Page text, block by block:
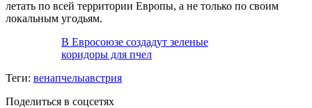
летать по всей территории Европы, а не только по своим
локальным угодьям.
В Евросоюзе создадут зеленые
коридоры для пчел
Теги: венапчелыавстрия
Поделиться в соцсетях